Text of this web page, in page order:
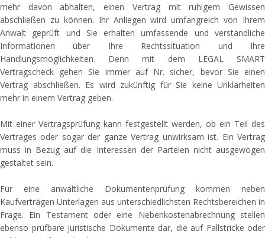
mehr davon abhalten, einen Vertrag mit ruhigem Gewissen
abschließen zu können. Ihr Anliegen wird umfangreich von Ihrem
Anwalt geprüft und Sie erhalten umfassende und verständliche
Informationen über Ihre Rechtssituation und Ihre
Handlungsmöglichkeiten. Denn mit dem LEGAL SMART
Vertragscheck gehen Sie immer auf Nr. sicher, bevor Sie einen
Vertrag abschließen. Es wird zukünftig für Sie keine Unklarheiten
mehr in einem Vertrag geben.
Mit einer Vertragsprüfung kann festgestellt werden, ob ein Teil des
Vertrages oder sogar der ganze Vertrag unwirksam ist. Ein Vertrag
muss in Bezug auf die Interessen der Parteien nicht ausgewogen
gestaltet sein.
Für eine anwaltliche Dokumentenprüfung kommen neben
Kaufverträgen Unterlagen aus unterschiedlichsten Rechtsbereichen in
Frage. Ein Testament oder eine Nebenkostenabrechnung stellen
ebenso prüfbare juristische Dokumente dar, die auf Fallstricke oder